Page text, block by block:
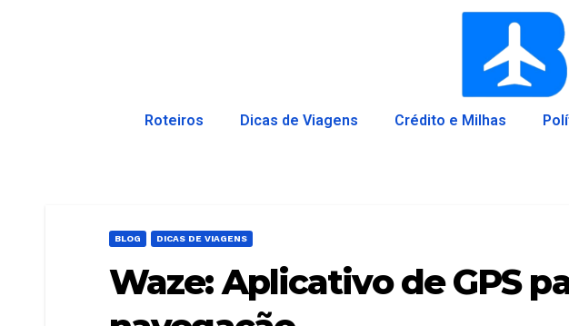
Roteiros Dicas de Viagens Crédito e Milhas
BLOG DICAS DE VIAGENS
Waze: Aplicativo de GPS